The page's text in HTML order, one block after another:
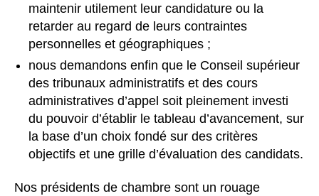
maintenir utilement leur candidature ou la
retarder au regard de leurs contraintes
personnelles et géographiques ;
nous demandons enfin que le Conseil supérieur
des tribunaux administratifs et des cours
administratives d’appel soit pleinement investi
du pouvoir d’établir le tableau d’avancement, sur
la base d’un choix fondé sur des critères
objectifs et une grille d’évaluation des candidats.
Nos présidents de chambre sont un rouage